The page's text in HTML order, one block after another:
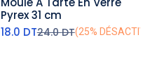
ajouter au panier
Pyrex 31 cm
18.0 DT24.0DT(25% DÉSACTIVÉ)